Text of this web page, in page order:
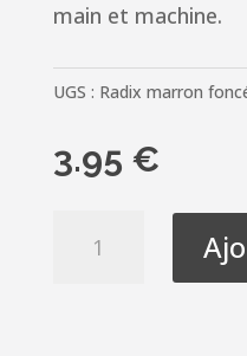
main et machine.
UGS : Radix marron
3.95 €